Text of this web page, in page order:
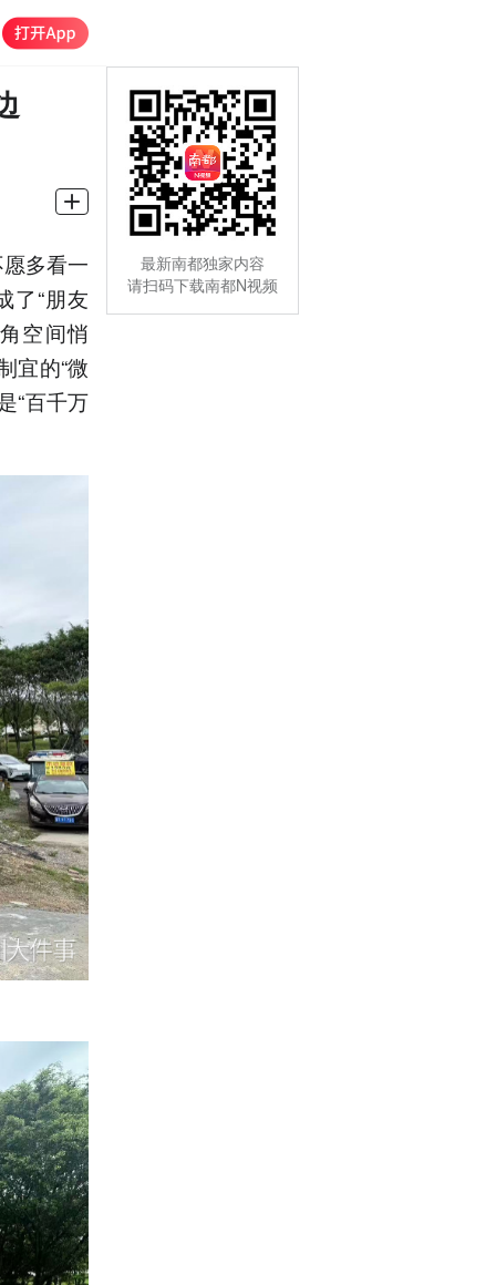
多看一
了“朋友
空间悄
宜的“微
“百千万
最新南都独家内容
请扫码下载南都N视频